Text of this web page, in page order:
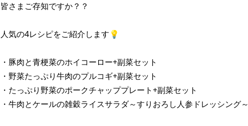
皆さまご存知ですか？？
人気の4レシピをご紹介します💡
・豚肉と青梗菜のホイコーロー+副菜セット
・野菜たっぷり牛肉のプルコギ+副菜セット
・たっぷり野菜のポークチャッププレート+副菜セット
・牛肉とケールの雑穀ライスサラダ～すりおろし人参ドレッシング～